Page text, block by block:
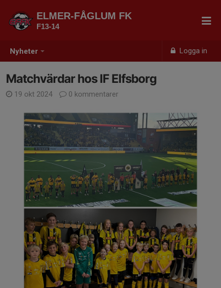
Nyheter Logga in
ELMER-FÅGLUM FK
F13-14
Matchvärdar hos IF Elfsborg
19 okt 2024 0 kommentarer